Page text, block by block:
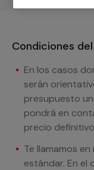
Condiciones
En los casos
serán
presupuesto
pondrá en
precio
Te llamamos
estándar. En el